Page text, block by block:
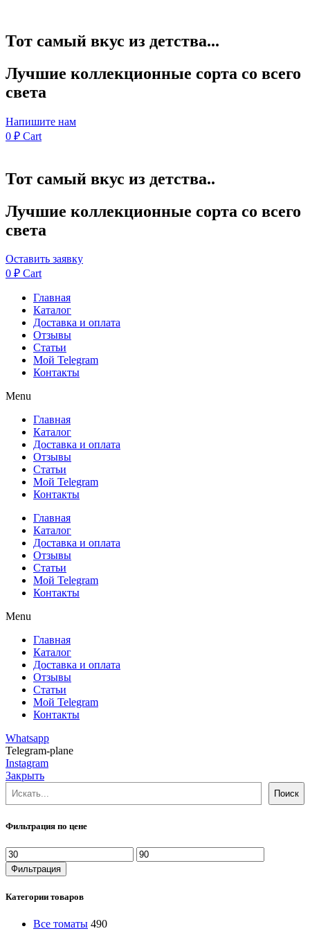
Тот самый вкус из детства...
Лучшие коллекционные сорта со всего
света
Напишите нам
0 ₽ Cart
Тот самый вкус из детства..
Лучшие коллекционные сорта со всего
света
Оставить заявку
0 ₽ Cart
Главная
Каталог
Доставка и оплата
Отзывы
Статьи
Мой Telegram
Контакты
Menu
Главная
Каталог
Доставка и оплата
Отзывы
Статьи
Мой Telegram
Контакты
Главная
Каталог
Доставка и оплата
Отзывы
Статьи
Мой Telegram
Контакты
Menu
Главная
Каталог
Доставка и оплата
Отзывы
Статьи
Мой Telegram
Контакты
Whatsapp
Telegram-plane
Instagram
Закрыть
Поиск
Поиск
Фильтрация по цене
Минимальная
цена
Максимальная
цена
Фильтрация
Категории товаров
Все томаты 490